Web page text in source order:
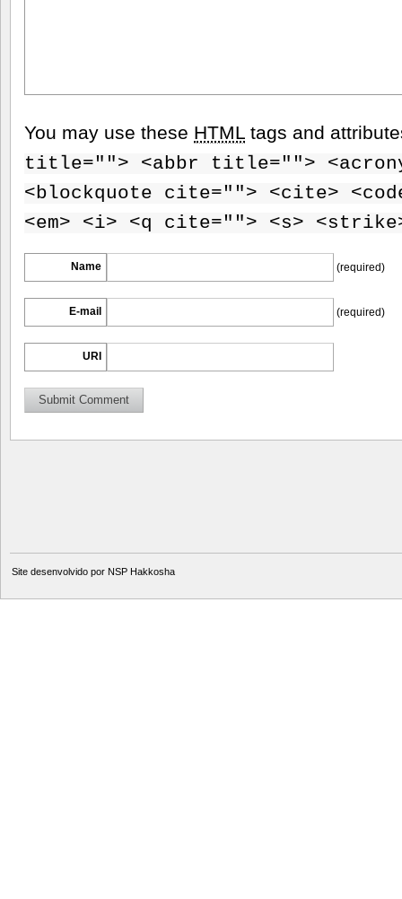
You may use these HTML tags and
title=""> <abbr title="">
<blockquote cite=""> <cite>
<em> <i> <q cite=""> <s>
Name (required)
E-mail (required)
URI
Site desenvolvido por NSP Hakkosha